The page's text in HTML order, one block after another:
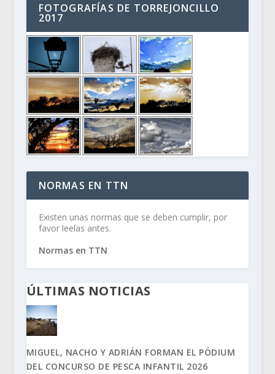
FOTOGRAFÍAS DE TORREJONCILLO
2017
NORMAS EN TTN
Existen unas normas que se deben cumplir, por
favor leelas antes.
Normas en TTN
ÚLTIMAS NOTICIAS
MIGUEL, NACHO Y ADRIÁN FORMAN EL PÓDIUM
DEL CONCURSO DE PESCA INFANTIL 2026